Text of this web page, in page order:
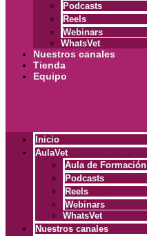
Podcasts
Reels
Webinars
WhatsVet
Nuestros canales
Tienda
Equipo
Inicio
AulaVet
Aula de Formación
Podcasts
Reels
Webinars
WhatsVet
Nuestros canales